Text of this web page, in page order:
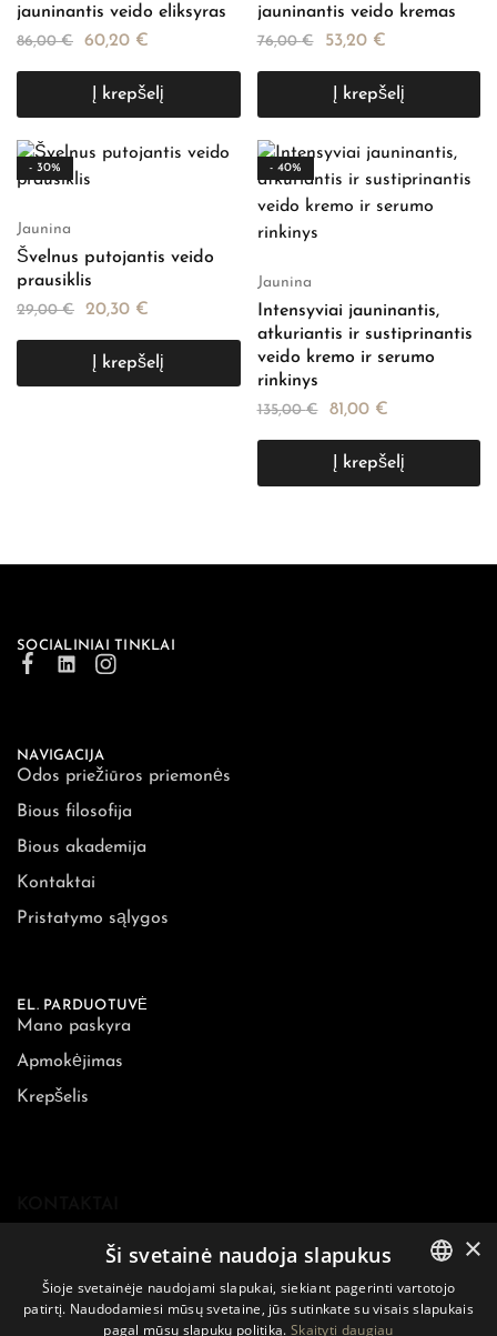
jauninantis veido eliksyras
86,00€ 60,20 €
Į krepšelį
jauninantis veido kremas
76,00€ 53,20 €
Į krepšelį
- 30%
Jaunina
Švelnus putojantis veido
prausiklis
29,00€ 20,30 €
Į krepšelį
- 40%
Jaunina
Intensyviai jauninantis,
atkuriantis ir sustiprinantis
veido kremo ir serumo
rinkinys
135,00€ 81,00 €
Į krepšelį
SOCIALINIAI TINKLAI
NAVIGACIJA
Odos priežiūros priemonės
Bious filosofija
Bious akademija
Kontaktai
Pristatymo sąlygos
EL. PARDUOTUVĖ
Mano paskyra
Apmokėjimas
Krepšelis
sales@biouslabs.com
Tel.:+370 600 09199
WhatsApp
LITHUANIAN
×
Ši svetainė naudoja slapukus
Šioje svetainėje naudojami slapukai, siekiant pagerinti vartotojo
patirtį. Naudodamiesi mūsų svetaine, jūs sutinkate su visais slapukais
pagal mūsų slapukų politiką. Skaityti daugiau